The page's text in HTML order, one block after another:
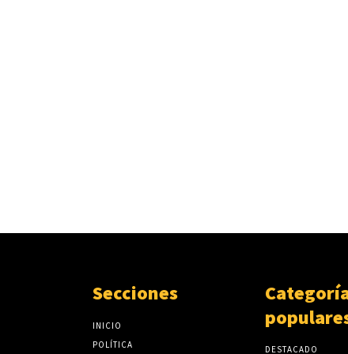
Secciones
INICIO
POLÍTICA
DESTACADO